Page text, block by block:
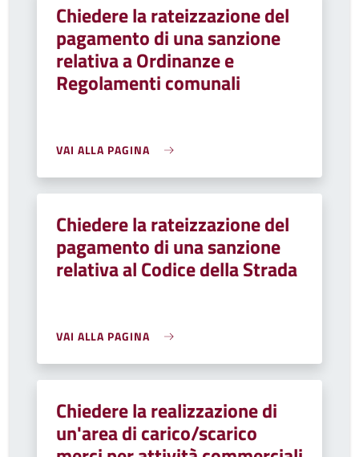
Chiedere la rateizzazione del
pagamento di una sanzione
relativa a Ordinanze e
Regolamenti comunali
VAI ALLA PAGINA
Chiedere la rateizzazione del
pagamento di una sanzione
relativa al Codice della Strada
VAI ALLA PAGINA
Chiedere la realizzazione di
un'area di carico/scarico